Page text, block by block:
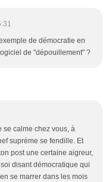
de démocratie en
de "dépouillement" ?
se calme chez vous, à
supréme se fendille. Et
post une certaine aigreur,
disant démocratique qui
se marrer dans les mois